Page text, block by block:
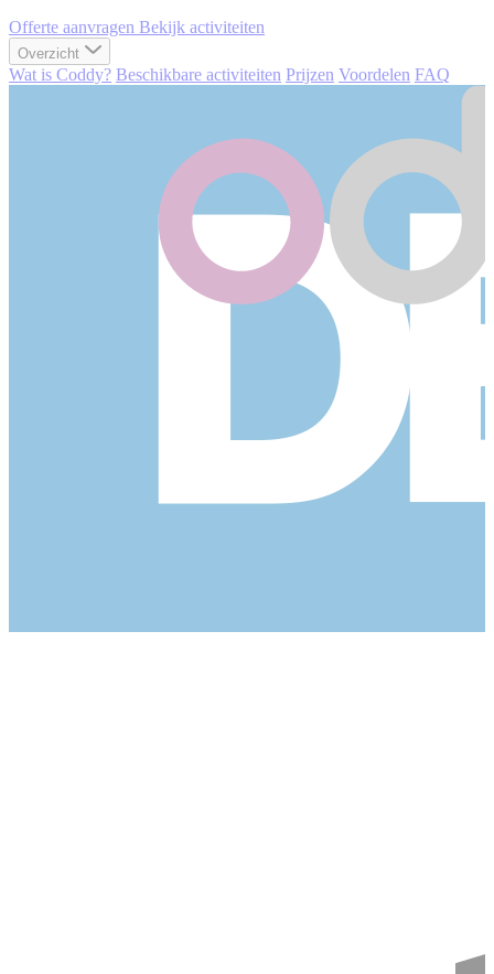
Offerte aanvragen Bekijk activiteiten
Overzicht
Wat is Coddy? Beschikbare activiteiten Prijzen Voordelen FAQ